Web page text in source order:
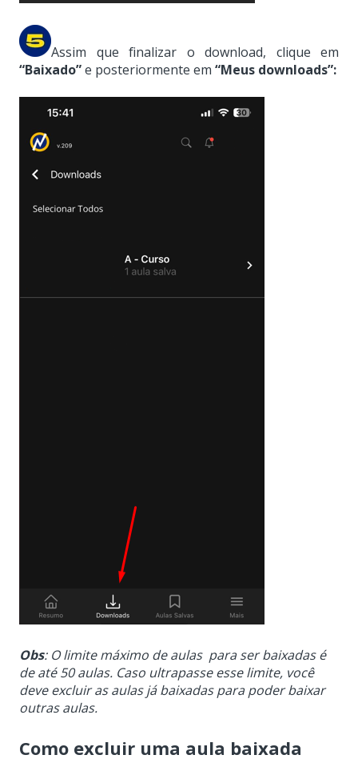
Assim que finalizar o download, clique em
“Baixado”e posteriormente em “Meus downloads”:
Obs: O limite máximo de aulas para ser baixadas é
de até 50 aulas. Caso ultrapasse esse limite, você
deve excluir as aulas já baixadas para poder baixar
outras aulas.
Como excluir uma aula baixada